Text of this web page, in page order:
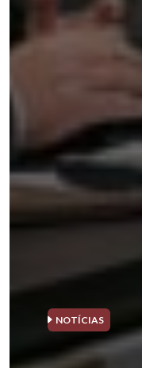
NOTÍCIAS